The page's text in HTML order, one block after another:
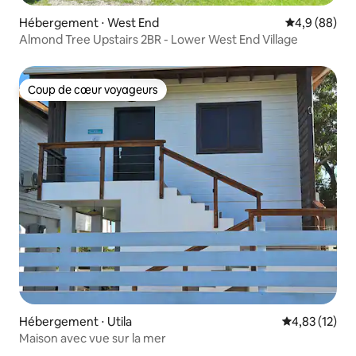
Hébergement ⋅ West End Évaluation
4,9 (88)
Almond Tree Upstairs 2BR - Lower West End Village
Coup de cœur voyageurs
Coup de cœur voyageurs
Hébergement ⋅ Utila Évaluation
4,83 (12)
Maison avec vue sur la mer